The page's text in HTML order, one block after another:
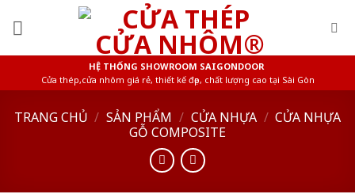
HỆ THỐNG SHOWROOM SAIGONDOOR
Cửa thép,cửa nhôm giá rẻ, thiết kế đẹp, chất lượng cao tại Sài Gòn
TRANG CHỦ / SẢN PHẨM / CỬA NHỰA / CỬA NHỰA
GỖ COMPOSITE